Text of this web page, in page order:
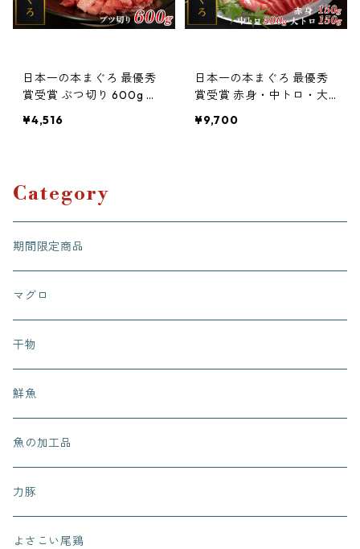
日本一の本まぐろ 最優秀
賞受賞 ぶつ切り 600g 赤
養殖 まぐろ丼 5〜6人前
¥4,516
日本一の本まぐろ 最優秀
賞受賞 赤身・中トロ・大
用 養殖 6〜8人前
¥9,700
Category
期間限定商品
マグロ
干物
鮮魚
魚の加工品
力豚
よさこい尾鶏